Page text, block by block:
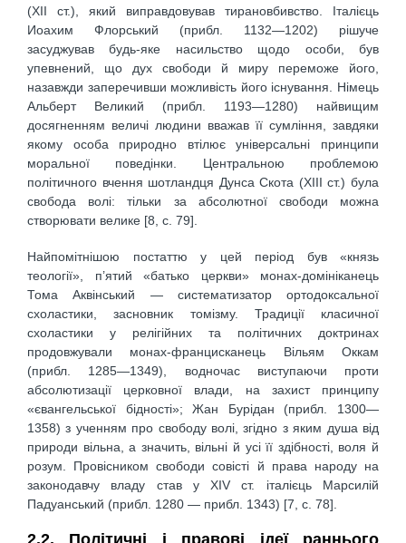
(XII ст.), який виправдовував тирановбивство. Італієць
Иоахим Флорський (прибл. 1132—1202) рішуче
засуджував будь-яке насильство щодо особи, був
упевнений, що дух свободи й миру переможе його,
назавжди заперечивши можливість його існування. Німець
Альберт Великий (прибл. 1193—1280) найвищим
досягненням величі людини вважав її сумління, завдяки
якому особа природно втілює універсальні принципи
моральної поведінки. Центральною проблемою
політичного вчення шотландця Дунса Скота (XIII ст.) була
свобода волі: тільки за абсолютної свободи можна
створювати велике [8, c. 79].
Найпомітнішою постаттю у цей період був «князь
теології», п’ятий «батько церкви» монах-домініканець
Тома Аквінський — систематизатор ортодоксальної
схоластики, засновник томізму. Традиції класичної
схоластики у релігійних та політичних доктринах
продовжували монах-францисканець Вільям Оккам
(прибл. 1285—1349), водночас виступаючи проти
абсолютизації церковної влади, на захист принципу
«євангельської бідності»; Жан Бурідан (прибл. 1300—
1358) з ученням про свободу волі, згідно з яким душа від
природи вільна, а значить, вільні й усі її здібності, воля й
розум. Провісником свободи совісті й права народу на
законодавчу владу став у XIV ст. італієць Марсилій
Падуанський (прибл. 1280 — прибл. 1343) [7, c. 78].
2.2. Політичні і правові ідеї раннього